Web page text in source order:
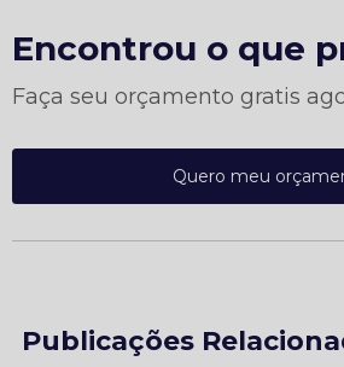
Encontrou o que
Faça seu orçamento gratis
Quero meu
Publicações